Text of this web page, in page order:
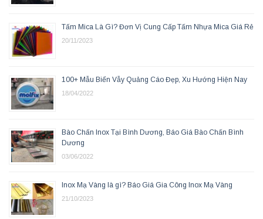
Tấm Mica Là Gì? Đơn Vị Cung Cấp Tấm Nhựa Mica Giá Rẻ
20/11/2023
100+ Mẫu Biển Vẫy Quảng Cáo Đẹp, Xu Hướng Hiện Nay
18/04/2022
Bào Chấn Inox Tại Bình Dương, Báo Giá Bào Chấn Bình
Dương
03/06/2022
Inox Mạ Vàng là gì? Báo Giá Gia Công Inox Mạ Vàng
21/10/2023